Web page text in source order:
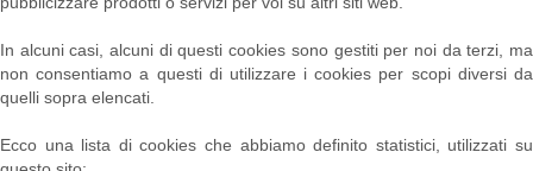
In alcuni casi, alcuni di questi cookies sono gestiti per noi da terzi, ma
non consentiamo a questi di utilizzare i cookies per scopi diversi da
quelli sopra elencati.
Ecco una lista di cookies che abbiamo definito statistici, utilizzati su